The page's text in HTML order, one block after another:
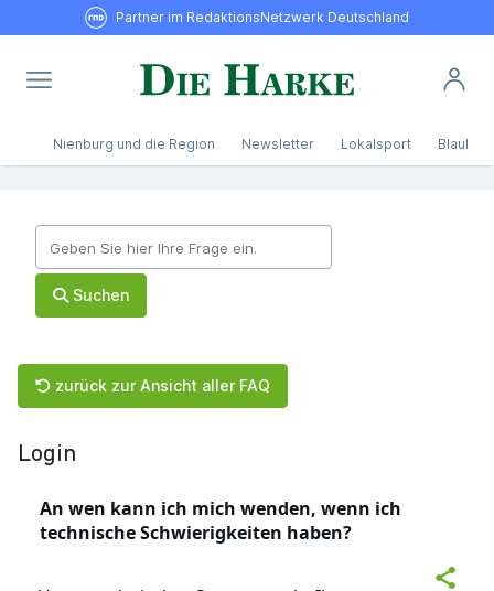
Partner im RedaktionsNetzwerk Deutschland
Nienburg und die Region Newsletter Lokalsport Blaulicht
Suchen
zurück zur Ansicht aller FAQ
Login
An wen kann ich mich wenden, wenn ich
technische Schwierigkeiten haben?